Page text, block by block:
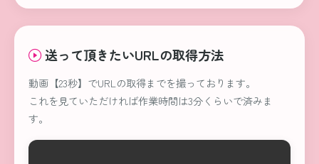
送って頂きたいURLの取得方法
動画【23秒】 でURLの取得までを撮っております。
これを見ていただければ作業時間は3分くらいで済みま
す。